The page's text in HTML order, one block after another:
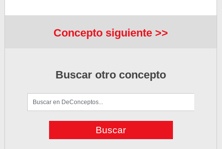
Concepto siguiente >>
Buscar otro concepto